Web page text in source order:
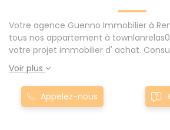
Votre agence Guenno Immobilier à
tous nos appartement à townlanrelas0lanrelas pour réussir
votre projet immobilier d' achat. Consultez l'ensemble de
nos offres à Rennes mais également
Rheu, Pacé, Montgermont... Nos appartement T2 à
townlanrelas0lanrelas sont proposés au meilleur prix du
marché pour permettre au plus grand
Voir plus
Appelez-nous